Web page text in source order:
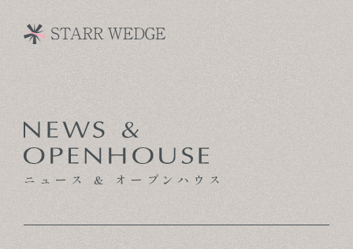
CONCEPT
TECHNOLOGY
ニュース & オープンハウス